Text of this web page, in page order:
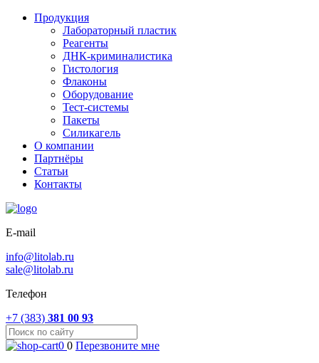
Продукция
Лабораторный пластик
Реагенты
ДНК-криминалистика
Гистология
Флаконы
Оборудование
Тест-системы
Пакеты
Силикагель
О компании
Партнёры
Статьи
Контакты
E-mail
info@litolab.ru
sale@litolab.ru
Телефон
+7 (383) 381 00 93
0 0 Перезвоните мне